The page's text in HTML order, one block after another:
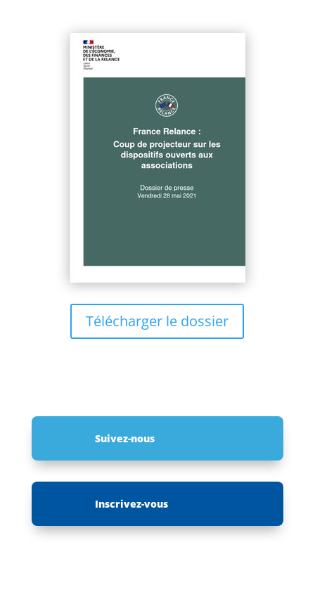
Télécharger le dossier
Suivez-nous
Inscrivez-vous